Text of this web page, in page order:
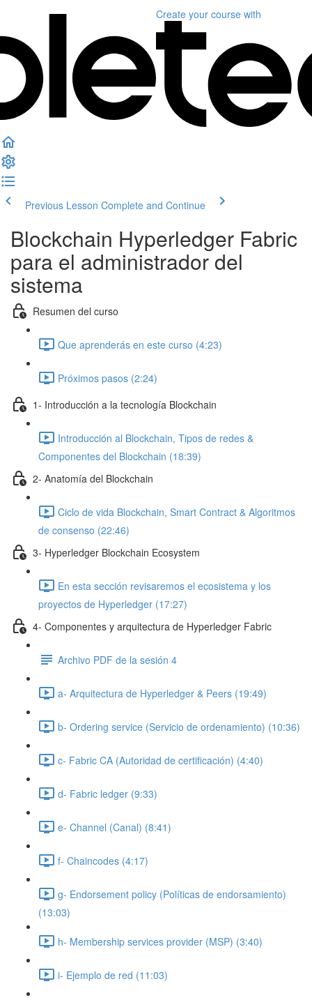
Create your course with
Previous Lesson Complete and Continue
Blockchain Hyperledger Fabric
para el administrador del
sistema
Resumen del curso
Que aprenderás en este curso (4:23)
Próximos pasos (2:24)
1- Introducción a la tecnología Blockchain
Introducción al Blockchain, Tipos de redes &
Componentes del Blockchain (18:39)
2- Anatomía del Blockchain
Ciclo de vida Blockchain, Smart Contract & Algoritmos
de consenso (22:46)
3- Hyperledger Blockchain Ecosystem
En esta sección revisaremos el ecosistema y los
proyectos de Hyperledger (17:27)
4- Componentes y arquitectura de Hyperledger Fabric
Archivo PDF de la sesión 4
a- Arquitectura de Hyperledger & Peers (19:49)
b- Ordering service (Servicio de ordenamiento) (10:36)
c- Fabric CA (Autoridad de certificación) (4:40)
d- Fabric ledger (9:33)
e- Channel (Canal) (8:41)
f- Chaincodes (4:17)
g- Endorsement policy (Políticas de endorsamiento)
(13:03)
h- Membership services provider (MSP) (3:40)
i- Ejemplo de red (11:03)